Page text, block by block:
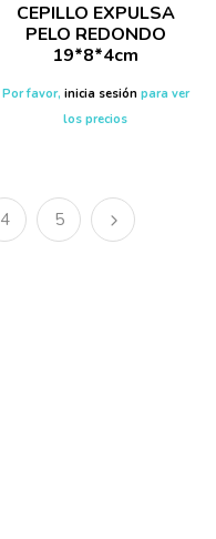
CEPILLO EXPULSA
PELO REDONDO
19*8*4cm
Por favor, inicia sesiónpara ver
los precios
4 5